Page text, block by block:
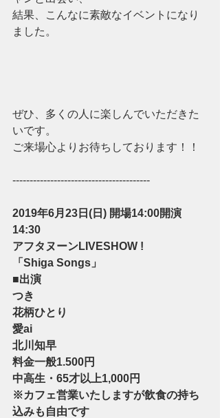
結果、こんなに素敵なイベントになり
ました。
ぜひ、多くの人に楽しんでいただきた
いです。
ご来場心よりお待ちしております！！
----------------------------------------
2019年6月23日(日) 開場14:00開演
14:30
アフタヌーンLIVESHOW !
「Shiga Songs」
■出演
つき
花柄ひとり
愛ai
北川知早
料金一般1.500円
中高生・65才以上1,000円
※カフェ営業いたしますが飲食の持ち
込みも自由です